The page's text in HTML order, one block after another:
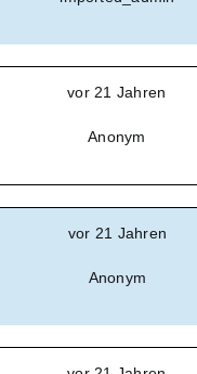
vor 21 Jahren
Anonym
vor 21 Jahren
Anonym